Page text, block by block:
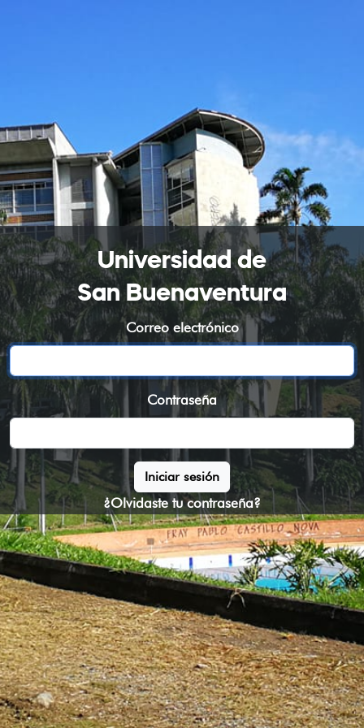
Universidad de
San Buenaventura
Correo electrónico
Contraseña
Iniciar sesión
¿Olvidaste tu contraseña?